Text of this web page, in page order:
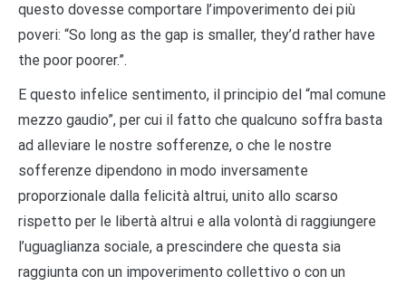
questo dovesse comportare l’impoverimento dei più
poveri: “So long as the gap is smaller, they’d rather have
the poor poorer.”.
E questo infelice sentimento, il principio del “mal comune
mezzo gaudio”, per cui il fatto che qualcuno soffra basta
ad alleviare le nostre sofferenze, o che le nostre
sofferenze dipendono in modo inversamente
proporzionale dalla felicità altrui, unito allo scarso
rispetto per le libertà altrui e alla volontà di raggiungere
l’uguaglianza sociale, a prescindere che questa sia
raggiunta con un impoverimento collettivo o con un